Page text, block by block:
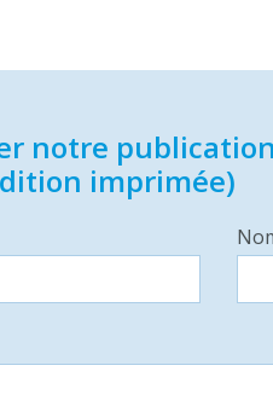
notre
imprimée)